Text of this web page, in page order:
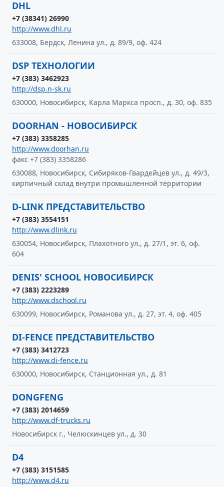
DHL
+7 (38341) 26990
http://www.dhl.ru
633008, Бердск, Ленина ул., д. 89/9, оф. 424
DSP ТЕХНОЛОГИИ
+7 (383) 3462923
http://dsp.n-sk.ru
630000, Новосибирск, Карла Маркса просп., д. 30, оф. 835
DOORHAN - НОВОСИБИРСК
+7 (383) 3358285
http://www.doorhan.ru
факс +7 (383) 3358286
630088, Новосибирск, Сибиряков-Гвардейцев ул., д. 49/3,
кирпичный склад внутри промышленной территории
D-LINK ПРЕДСТАВИТЕЛЬСТВО
+7 (383) 3554151
http://www.dlink.ru
630054, Новосибирск, Плахотного ул., д. 27/1, эт. 6, оф.
604
DENIS' SCHOOL НОВОСИБИРСК
+7 (383) 2223289
http://www.dschool.ru
630099, Новосибирск, Романова ул., д. 27, эт. 4, оф. 405
DI-FENCE ПРЕДСТАВИТЕЛЬСТВО
+7 (383) 3412723
http://www.di-fence.ru
630000, Новосибирск, Станционная ул., д. 81
DONGFENG
+7 (383) 2014659
http://www.df-trucks.ru
Новосибирск г., Челюскинцев ул., д. 30
D4
+7 (383) 3151585
http://www.d4.ru